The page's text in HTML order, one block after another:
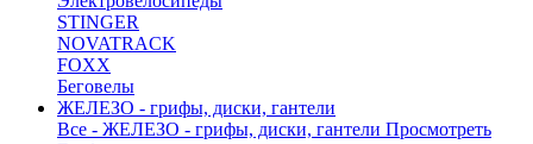
STINGER
NOVATRACK
FOXX
Беговелы
ЖЕЛЕЗО - грифы, диски, гантели
Все - ЖЕЛЕЗО - грифы, диски, гантели Просмотреть